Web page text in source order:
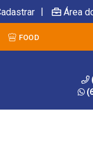
| Área
FOOD